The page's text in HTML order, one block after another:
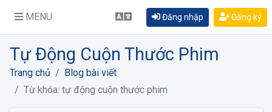
MENU Đăng nhập Đăng ký
Tự Động Cuộn Thước Phim
Trang chủ
Blog bài viết
Từ khóa: tự động cuộn thước phim